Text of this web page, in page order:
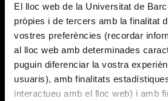
El lloc web de la Universitat de
pròpies i de tercers amb la finalitat
vostres preferències (recordar
al lloc web amb determinades
puguin diferenciar la vostra
usuaris), amb finalitats
interactueu amb el lloc web) i amb